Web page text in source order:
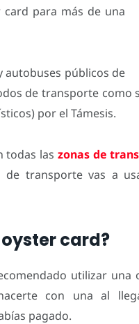
para más de una
autobuses públicos de
de transporte como
por el Támesis.
todas las zonas de
de transporte vas a
card?
utilizar
con una al
pagado.